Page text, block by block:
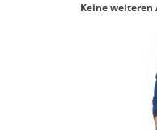
Keine weiteren